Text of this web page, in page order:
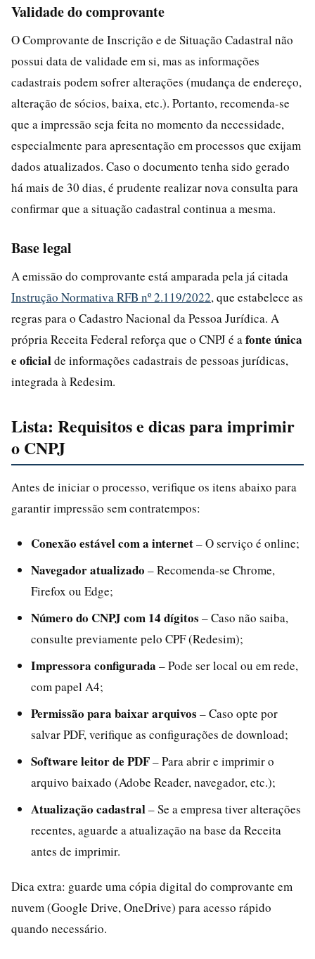
Validade do comprovante
O Comprovante de Inscrição e de Situação Cadastral não
possui data de validade em si, mas as informações
cadastrais podem sofrer alterações (mudança de endereço,
alteração de sócios, baixa, etc.). Portanto, recomenda-se
que a impressão seja feita no momento da necessidade,
especialmente para apresentação em processos que exijam
dados atualizados. Caso o documento tenha sido gerado
há mais de 30 dias, é prudente realizar nova consulta para
confirmar que a situação cadastral continua a mesma.
Base legal
A emissão do comprovante está amparada pela já citada
Instrução Normativa RFB nº 2.119/2022, que estabelece as
regras para o Cadastro Nacional da Pessoa Jurídica. A
própria Receita Federal reforça que o CNPJ é a fonte única
e oficialde informações cadastrais de pessoas jurídicas,
integrada à Redesim.
Lista: Requisitos e dicas para imprimir
o CNPJ
Antes de iniciar o processo, verifique os itens abaixo para
garantir impressão sem contratempos:
Conexão estável com a internet– O serviço é online;
Navegador atualizado – Recomenda-se Chrome,
Firefox ou Edge;
Número do CNPJ com 14 dígitos – Caso não saiba,
consulte previamente pelo CPF (Redesim);
Impressora configurada – Pode ser local ou em rede,
com papel A4;
Permissão para baixar arquivos – Caso opte por
salvar PDF, verifique as configurações de download;
Software leitor de PDF– Para abrir e imprimir o
arquivo baixado (Adobe Reader, navegador, etc.);
Atualização cadastral– Se a empresa tiver alterações
recentes, aguarde a atualização na base da Receita
antes de imprimir.
Dica extra: guarde uma cópia digital do comprovante em
nuvem (Google Drive, OneDrive) para acesso rápido
quando necessário.